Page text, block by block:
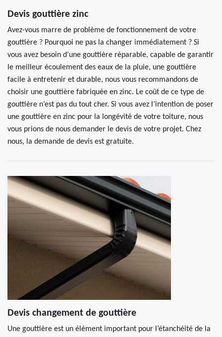
Devis gouttière zinc
Avez-vous marre de problème de fonctionnement de votre
gouttière ? Pourquoi ne pas la changer immédiatement ? Si
vous avez besoin d’une gouttière réparable, capable de garantir
le meilleur écoulement des eaux de la pluie, une gouttière
facile à entretenir et durable, nous vous recommandons de
choisir une gouttière fabriquée en zinc. Le coût de ce type de
gouttière n’est pas du tout cher. Si vous avez l’intention de poser
une gouttière en zinc pour la longévité de votre toiture, nous
vous prions de nous demander le devis de votre projet. Chez
nous, la demande de devis est gratuite.
Devis changement de gouttière
Une gouttière est un élément important pour l’étanchéité de la